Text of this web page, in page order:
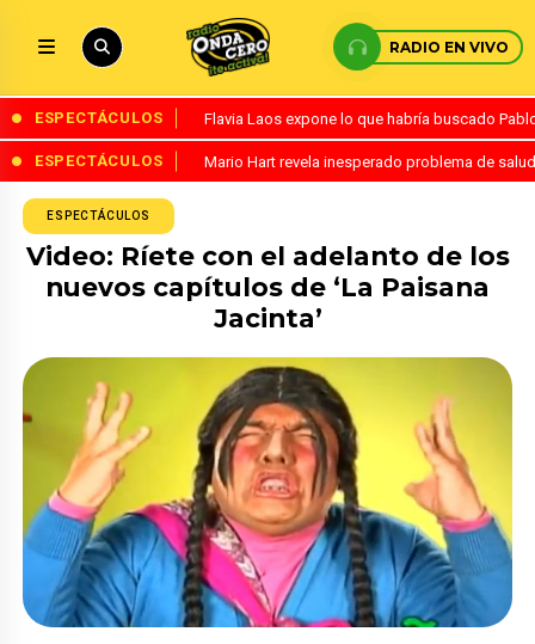
RADIO EN VIVO
ESPECTÁCULOS Flavia Laos expone lo que habría buscado
ESPECTÁCULOS Mario Hart revela inesperado problema de
ESPECTÁCULOS
Video: Ríete con el adelanto de los
nuevos capítulos de ‘La Paisana
Jacinta’